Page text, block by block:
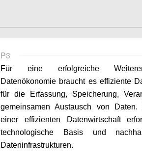
P3
Für eine erfolgreiche
Datenökonomie braucht es effiziente
für die Erfassung, Speicherung,
gemeinsamen Austausch von Daten.
einer effizienten Datenwirtschaft
technologische Basis und
Dateninfrastrukturen.